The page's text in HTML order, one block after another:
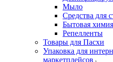
Мыло
Средства для
Бытовая
Репелленты
Товары для Пасхи
Упаковка для
маркетплейсов